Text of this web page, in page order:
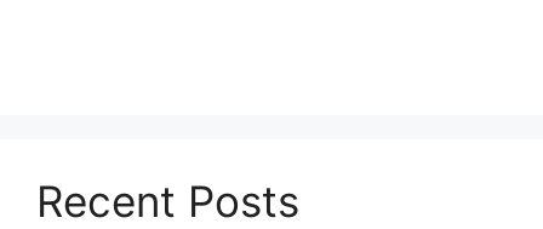
Recent Posts